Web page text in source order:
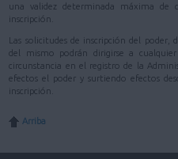
una validez determinada máxima de
inscripción.
Las solicitudes de inscripción del poder,
del mismo podrán dirigirse a
circunstancia en el registro de la
efectos el poder y surtiendo efectos
inscripción.
Arriba